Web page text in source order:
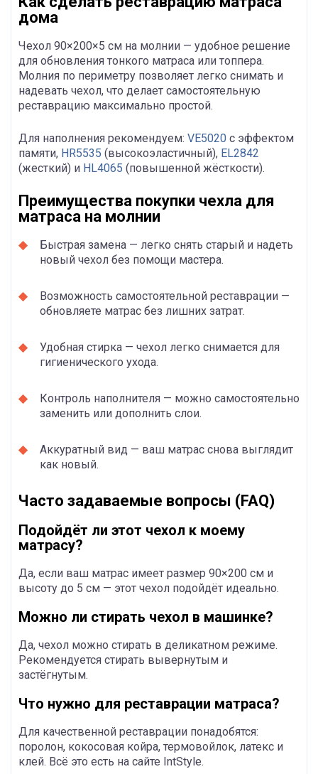
дома
Чехол 90×200×5 см на молнии — удобное решение
для обновления тонкого матраса или топпера.
Молния по периметру позволяет легко снимать и
надевать чехол, что делает самостоятельную
реставрацию максимально простой.
Для наполнения рекомендуем: VE5020 с эффектом
памяти, HR5535 (высокоэластичный), EL2842
(жесткий) и HL4065 (повышенной жёсткости).
Преимущества покупки чехла для
матраса на молнии
Быстрая замена — легко снять старый и надеть
новый чехол без помощи мастера.
Возможность самостоятельной реставрации —
обновляете матрас без лишних затрат.
Удобная стирка — чехол легко снимается для
гигиенического ухода.
Контроль наполнителя — можно самостоятельно
заменить или дополнить слои.
Аккуратный вид — ваш матрас снова выглядит
как новый.
Часто задаваемые вопросы (FAQ)
Подойдёт ли этот чехол к моему
матрасу?
Да, если ваш матрас имеет размер 90×200 см и
высоту до 5 см — этот чехол подойдёт идеально.
Можно ли стирать чехол в машинке?
Да, чехол можно стирать в деликатном режиме.
Рекомендуется стирать вывернутым и
застёгнутым.
Что нужно для реставрации матраса?
Для качественной реставрации понадобятся:
поролон, кокосовая койра, термовойлок, латекс и
клей. Всё это есть на сайте IntStyle.